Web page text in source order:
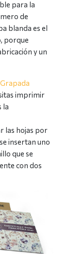
para la
de
blanda es el
porque
y un
imprimir
la
las hojas por
insertan uno
que se
con dos